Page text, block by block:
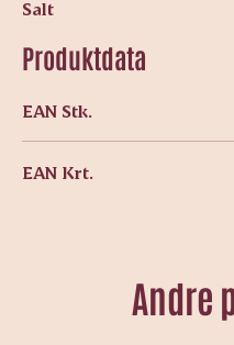
Salt
Produktdata
EAN Stk.
EAN Krt.
Andre